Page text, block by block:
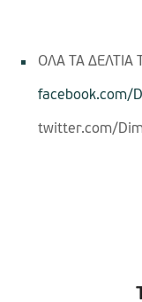
ΟΛΑ ΤΑ ΔΕΛΤΙΑ
facebook.com/
twitter.com/